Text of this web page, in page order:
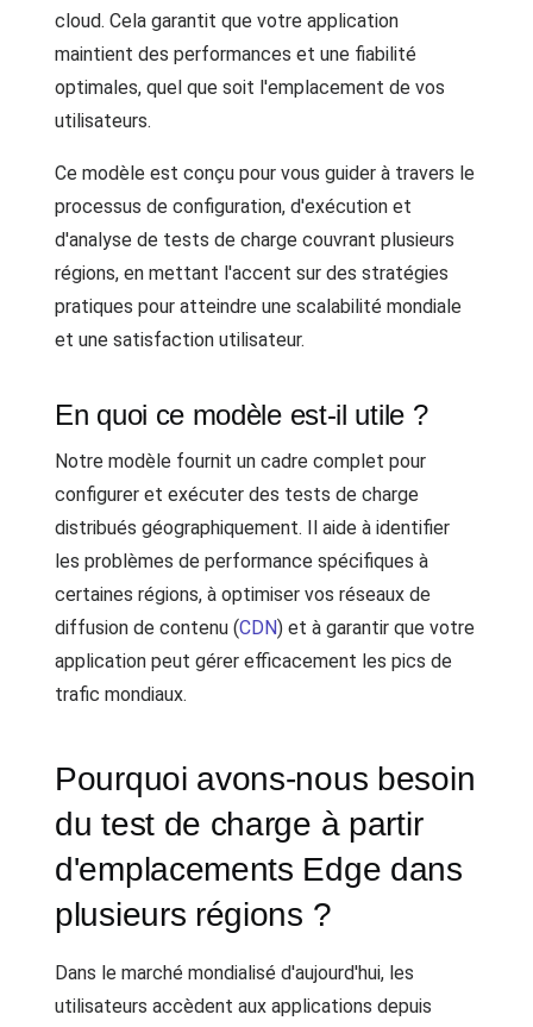
cloud. Cela garantit que votre application
maintient des performances et une fiabilité
optimales, quel que soit l'emplacement de vos
utilisateurs.
Ce modèle est conçu pour vous guider à travers le
processus de configuration, d'exécution et
d'analyse de tests de charge couvrant plusieurs
régions, en mettant l'accent sur des stratégies
pratiques pour atteindre une scalabilité mondiale
et une satisfaction utilisateur.
En quoi ce modèle est-il utile ?
Notre modèle fournit un cadre complet pour
configurer et exécuter des tests de charge
distribués géographiquement. Il aide à identifier
les problèmes de performance spécifiques à
certaines régions, à optimiser vos réseaux de
diffusion de contenu (CDN) et à garantir que votre
application peut gérer efficacement les pics de
trafic mondiaux.
Pourquoi avons-nous besoin
du test de charge à partir
d'emplacements Edge dans
plusieurs régions ?
Dans le marché mondialisé d'aujourd'hui, les
utilisateurs accèdent aux applications depuis